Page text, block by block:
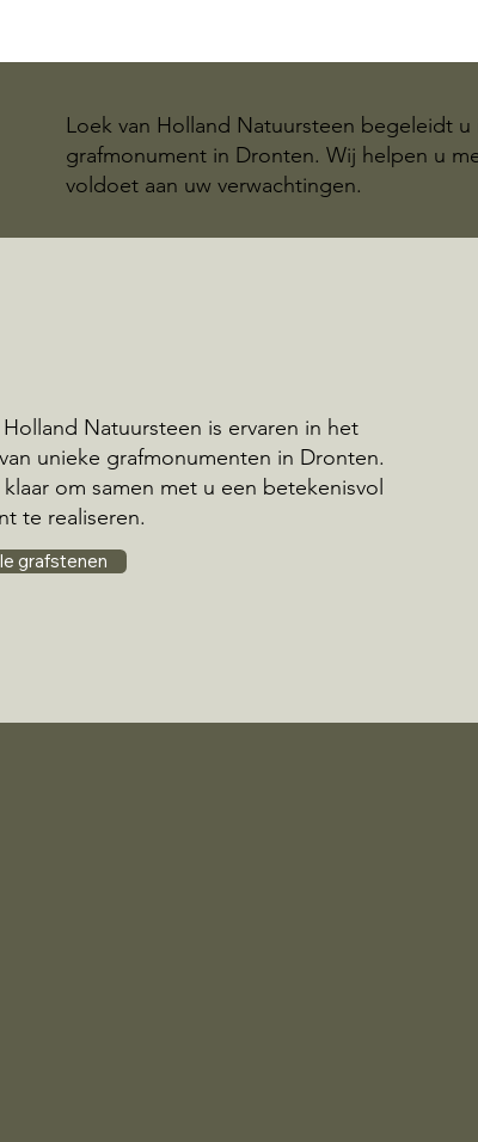
Loek van Holland Natuursteen begeleidt
grafmonument in Dronten. Wij helpen u
voldoet aan uw verwachtingen.
Holland Natuursteen is ervaren in het
unieke grafmonumenten in Dronten.
klaar om samen met u een betekenisvol
te realiseren.
grafstenen